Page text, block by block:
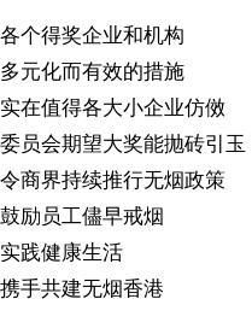
各个得奖企业和机构
多元化而有效的措施
实在值得各大小企业仿傚
委员会期望大奖能抛砖引玉
令商界持续推行无烟政策
鼓励员工儘早戒烟
实践健康生活
携手共建无烟香港